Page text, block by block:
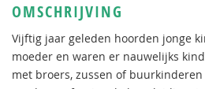
OMSCHRIJVING
Vijftig jaar geleden hoorden jonge
moeder en waren er nauwelijks
met broers, zussen of